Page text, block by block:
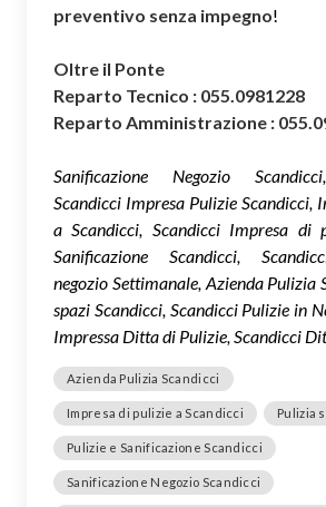
preventivo senza impegno!
Oltre il Ponte
Reparto Tecnico : 055.0981228
Reparto Amministrazione :
Sanificazione Negozio
Scandicci Impresa Pulizie Scandicci,
a Scandicci, Scandicci Impresa di
Sanificazione Scandicci,
negozio Settimanale, Azienda Pulizia
spazi Scandicci, Scandicci Pulizie in
Impressa Ditta di Pulizie, Scandicci
Azienda Pulizia Scandicci
Impresa di pulizie a Scandicci Pulizia
Pulizie e Sanificazione Scandicci
Sanificazione Negozio Scandicci